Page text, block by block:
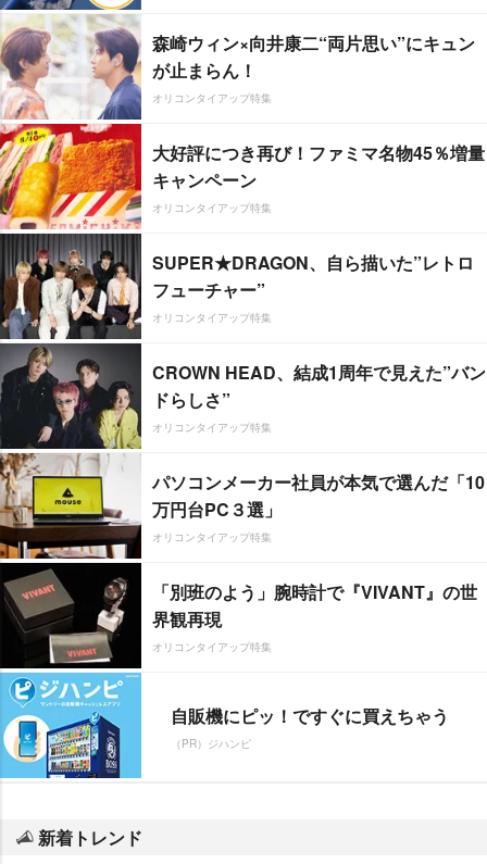
森崎ウィン×向井康二“両片思い”にキュン
が止まらん！
オリコンタイアップ特集
大好評につき再び！ファミマ名物45％増量
キャンペーン
オリコンタイアップ特集
SUPER★DRAGON、自ら描いた”レトロ
フューチャー”
オリコンタイアップ特集
CROWN HEAD、結成1周年で見えた”バン
ドらしさ”
オリコンタイアップ特集
パソコンメーカー社員が本気で選んだ「10
万円台PC３選」
オリコンタイアップ特集
「別班のよう」腕時計で『VIVANT』の世
界観再現
オリコンタイアップ特集
自販機にピッ！ですぐに買えちゃう
（PR）ジハンピ
新着トレンド